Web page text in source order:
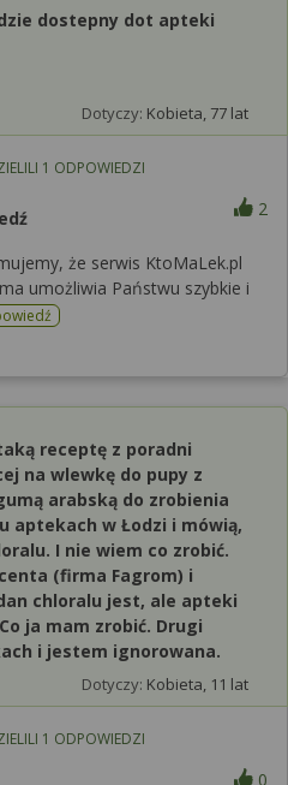
dostepny dot apteki
Dotyczy: Kobieta, 77 lat
1 ODPOWIEDZI
2
że serwis KtoMaLek.pl
umożliwia Państwu szybkie i
receptę z poradni
na wlewkę do pupy z
arabską do zrobienia
aptekach w Łodzi i mówią,
I nie wiem co zrobić.
(firma Fagrom) i
chloralu jest, ale apteki
ja mam zrobić. Drugi
i jestem ignorowana.
Dotyczy: Kobieta, 11 lat
1 ODPOWIEDZI
0